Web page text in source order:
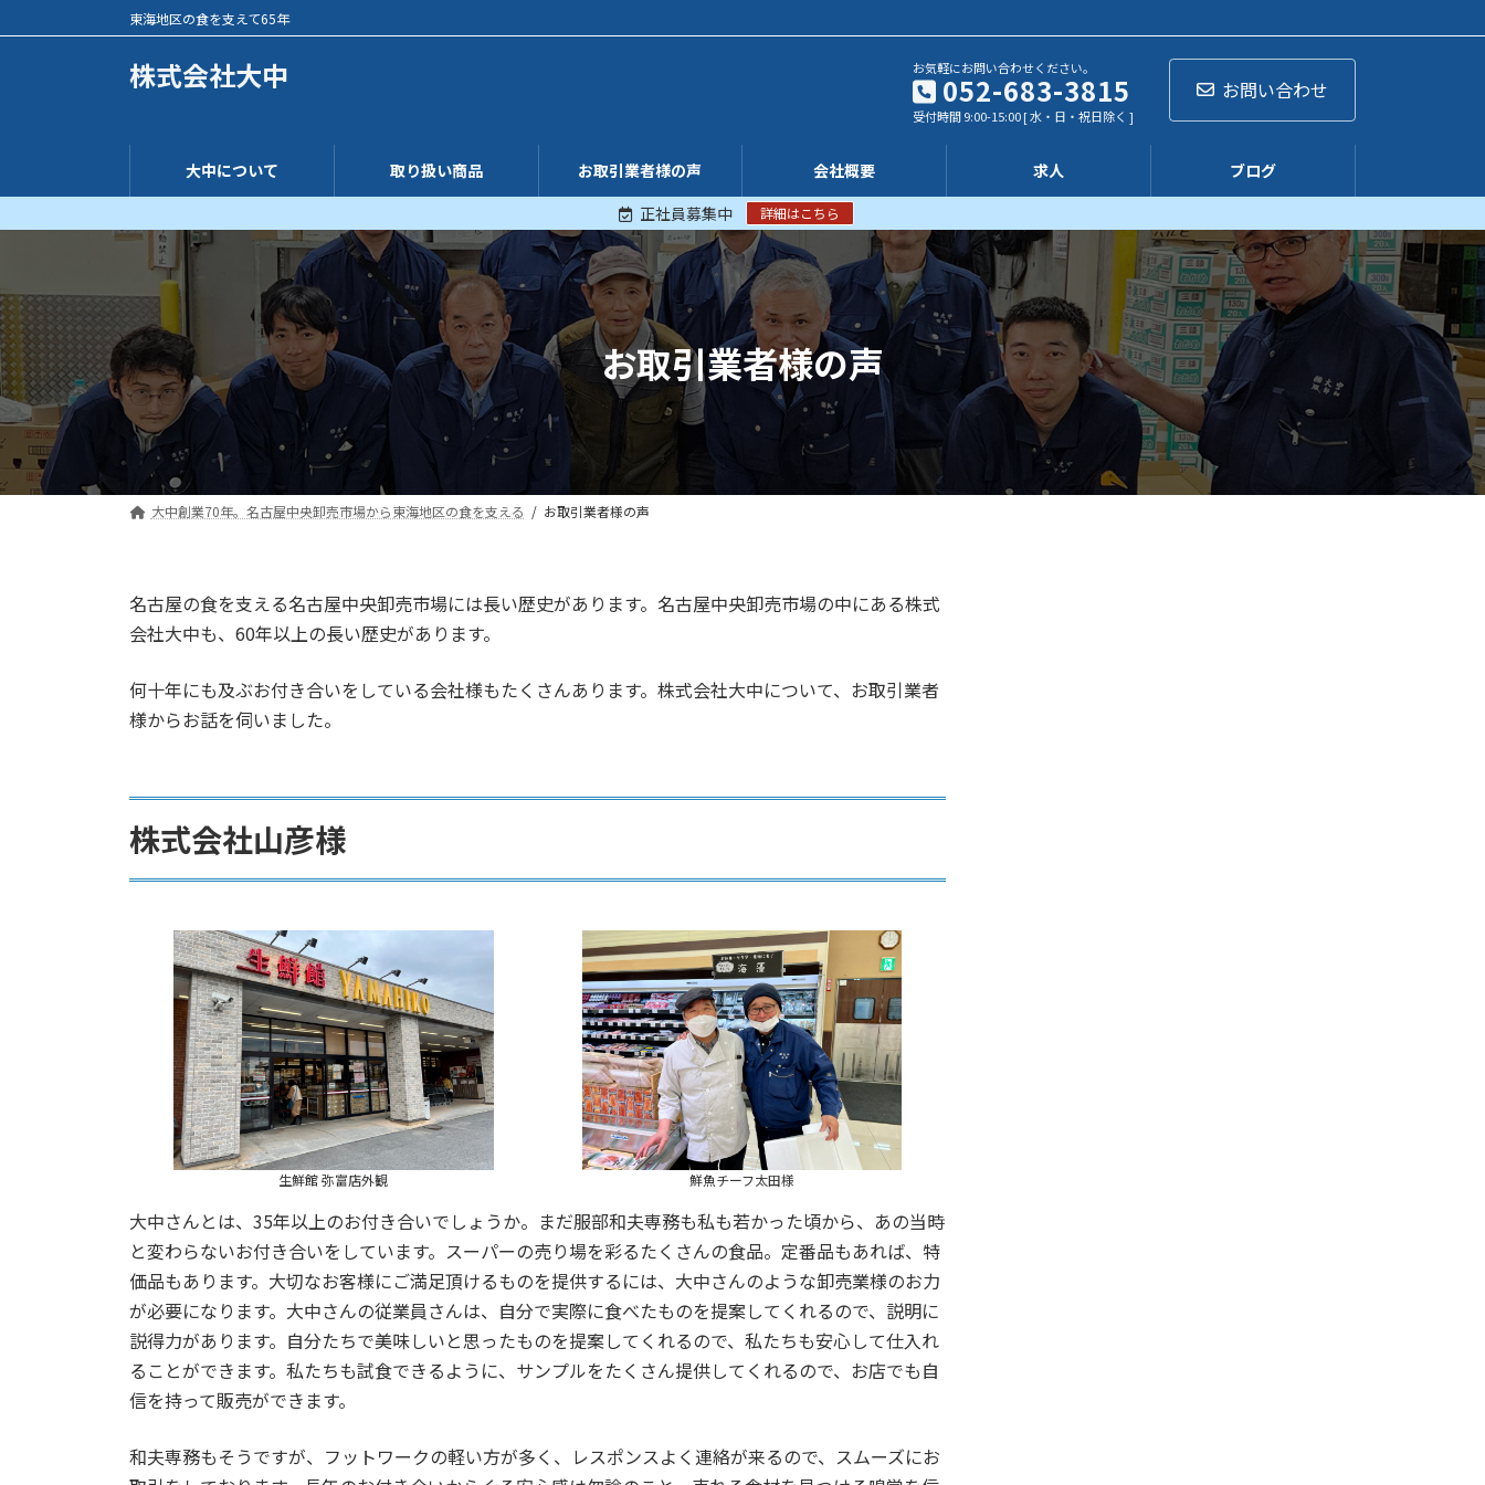
ン
キ
ッ
ビ
に
移
東海地区の食を支えて65年
株式会社大中 お気軽にお問い合わせください。
052-683-3815
受付時間 9:00-15:00 [ 水・日・祝日除く ]
お問い合わせ
大中について 取り扱い商品 お取引業者様の声 会社概要 求人
ブログ
正社員募集中
詳細はこちら
お取引業者様の声
大中創業70年。名古屋中央卸売市場から東海地区の食を支える お取引業者様の声
名古屋の食を支える名古屋中央卸売市場には長い歴史があります。名古屋中央卸売市場の中にある株式
会社大中も、60年以上の長い歴史があります。
何十年にも及ぶお付き合いをしている会社様もたくさんあります。株式会社大中について、お取引業者
様からお話を伺いました。
株式会社山彦様
生鮮館 弥富店外観 鮮魚チーフ太田様
大中さんとは、35年以上のお付き合いでしょうか。まだ服部和夫専務も私も若かった頃から、あの当時
と変わらないお付き合いをしています。スーパーの売り場を彩るたくさんの食品。定番品もあれば、特
価品もあります。大切なお客様にご満足頂けるものを提供するには、大中さんのような卸売業様のお力
が必要になります。大中さんの従業員さんは、自分で実際に食べたものを提案してくれるので、説明に
説得力があります。自分たちで美味しいと思ったものを提案してくれるので、私たちも安心して仕入れ
ることができます。私たちも試食できるように、サンプルをたくさん提供してくれるので、お店でも自
信を持って販売ができます。
和夫専務もそうですが、フットワークの軽い方が多く、レスポンスよく連絡が来るので、スムーズにお